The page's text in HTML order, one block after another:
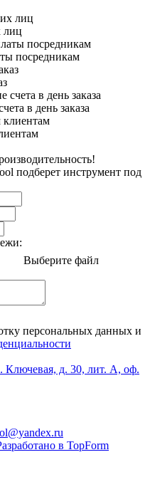
лиц
посредникам
в день заказа
подберет инструмент под
Выберите файл
персональных данных и
д. 30, лит. А, оф.
в TopForm